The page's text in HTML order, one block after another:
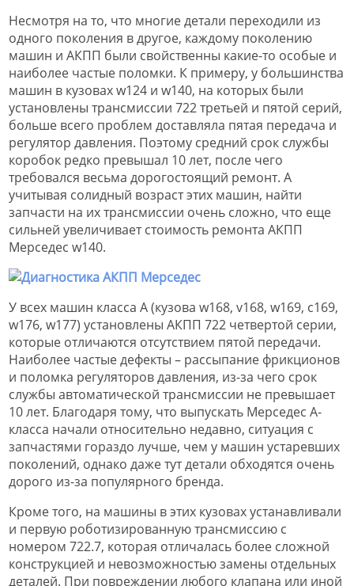
Несмотря на то, что многие детали переходили из
одного поколения в другое, каждому поколению
машин и АКПП были свойственны какие-то особые и
наиболее частые поломки. К примеру, у большинства
машин в кузовах w124 и w140, на которых были
установлены трансмиссии 722 третьей и пятой серий,
больше всего проблем доставляла пятая передача и
регулятор давления. Поэтому средний срок службы
коробок редко превышал 10 лет, после чего
требовался весьма дорогостоящий ремонт. А
учитывая солидный возраст этих машин, найти
запчасти на их трансмиссии очень сложно, что еще
сильней увеличивает стоимость ремонта АКПП
Мерседес w140.
У всех машин класса А (кузова w168, v168, w169, c169,
w176, w177) установлены АКПП 722 четвертой серии,
которые отличаются отсутствием пятой передачи.
Наиболее частые дефекты – рассыпание фрикционов
и поломка регуляторов давления, из-за чего срок
службы автоматической трансмиссии не превышает
10 лет. Благодаря тому, что выпускать Мерседес А-
класса начали относительно недавно, ситуация с
запчастями гораздо лучше, чем у машин устаревших
поколений, однако даже тут детали обходятся очень
дорого из-за популярного бренда.
Кроме того, на машины в этих кузовах устанавливали
и первую роботизированную трансмиссию с
номером 722.7, которая отличалась более сложной
конструкцией и невозможностью замены отдельных
деталей. При повреждении любого клапана или иной